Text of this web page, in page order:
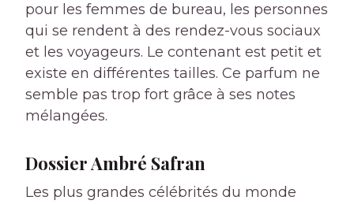
pour les femmes de bureau, les personnes
qui se rendent à des rendez-vous sociaux
et les voyageurs. Le contenant est petit et
existe en différentes tailles. Ce parfum ne
semble pas trop fort grâce à ses notes
mélangées.
Dossier Ambré Safran
Les plus grandes célébrités du monde